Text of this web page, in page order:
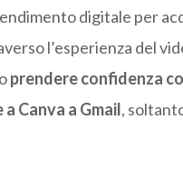
digitale per
l’esperienza del
prendere confidenza
Canva a Gmail,